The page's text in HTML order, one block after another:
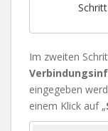
Im zweiten
eingegeben
einem Klick auf „